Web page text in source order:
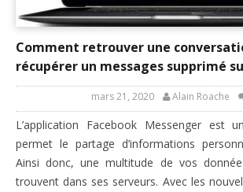
Comment retrouver une
récupérer un messages supprimé
mars 21, 2020 Alain Roache
L’application Facebook Messenger est
permet le partage d’informations
Ainsi donc, une multitude de vos
trouvent dans ses serveurs. Avec les